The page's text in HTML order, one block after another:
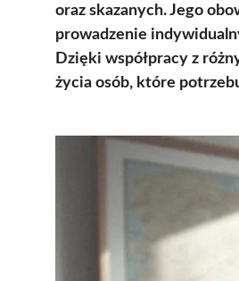
oraz skazanych. Jego
prowadzenie
Dzięki współpracy z
życia osób, które